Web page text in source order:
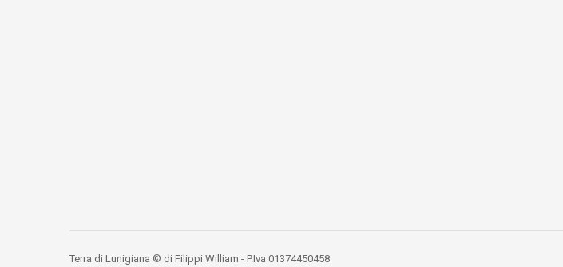
Terra di Lunigiana © di Filippi William - P.Iva 01374450458